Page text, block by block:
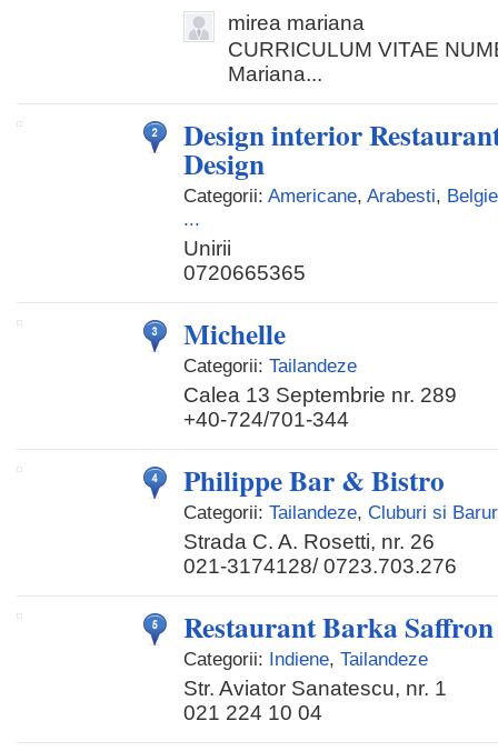
mirea mariana
CURRICULUM VITAE
Mariana...
Design interior
Design
Categorii: Americane, Arabesti,
...
Unirii
0720665365
Michelle
Categorii: Tailandeze
Calea 13 Septembrie nr. 289
+40-724/701-344
Philippe Bar & Bistro
Categorii: Tailandeze, Cluburi si
Strada C. A. Rosetti, nr. 26
021-3174128/ 0723.703.276
Restaurant Barka Saffron
Categorii: Indiene, Tailandeze
Str. Aviator Sanatescu, nr. 1
021 224 10 04